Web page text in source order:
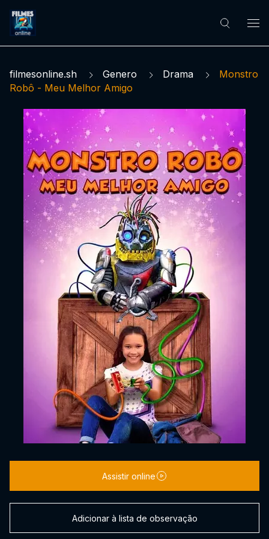
filmesonline.sh Genero Drama
Monstro
Robô - Meu Melhor Amigo
Assistir online
Adicionar à lista de observação